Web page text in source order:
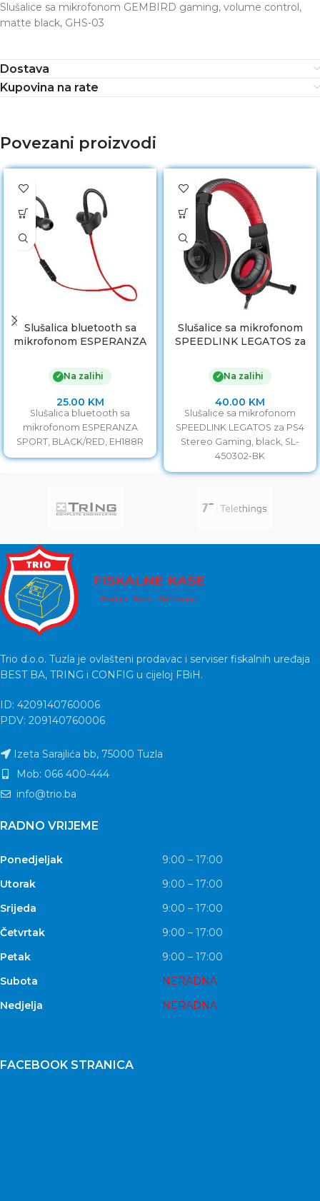
Slušalice sa mikrofonom GEMBIRD gaming, volume control,
matte black, GHS-03
Dostava
Kupovina na rate
Povezani proizvodi
Slušalica bluetooth sa
mikrofonom ESPERANZA
EH188R
✓ Na zalihi
25.00 KM
Slušalica bluetooth sa
mikrofonom ESPERANZA
SPORT, BLACK/RED, EH188R
Slušalice sa mikrofonom
SPEEDLINK LEGATOS za
SL-450302-BK
✓ Na zalihi
40.00 KM
Slušalice sa mikrofonom
SPEEDLINK LEGATOS za PS4
Stereo Gaming, black, SL-
450302-BK
Trio d.o.o. Tuzla je ovlašteni prodavac i serviser fiskalnih uređaja
BEST BA, TRING i CONFIG u cijeloj FBiH.
ID: 4209140760006
PDV: 209140760006
Izeta Sarajlića bb, 75000 Tuzla
Mob: 066 400-444
info@trio.ba
RADNO VRIJEME
Ponedjeljak
9:00 – 17:00
Utorak
9:00 – 17:00
Srijeda
9:00 – 17:00
Četvrtak
9:00 – 17:00
Petak
9:00 – 17:00
Subota
NERADNA
Nedjelja
NERADNA
FACEBOOK STRANICA